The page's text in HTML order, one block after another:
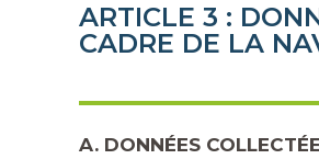
ARTICLE 3 :
CADRE DE LA
A. DONNÉES